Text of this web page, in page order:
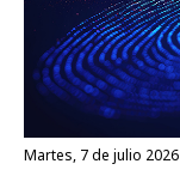
martes, 7 de julio 2026